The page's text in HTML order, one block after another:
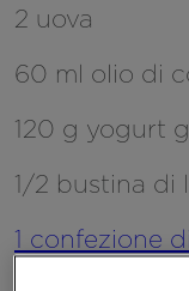
2 uova
60 ml olio di
120 g yogurt
1/2 bustina di
1 confezione
Senso